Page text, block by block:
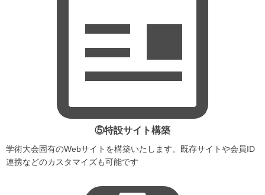
⑤特設サイト構築
学術大会固有のWebサイトを構築いたします。既存サイトや会員ID
連携などのカスタマイズも可能です